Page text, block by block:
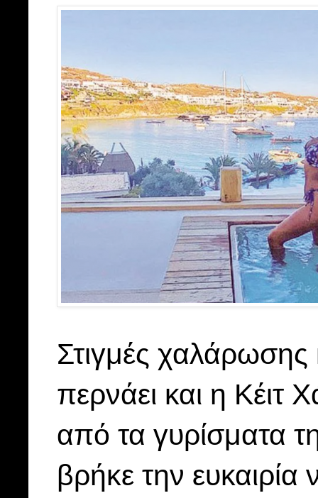
Στιγμές
περνάει και η Κέιτ
από τα γυρίσματα
βρήκε την